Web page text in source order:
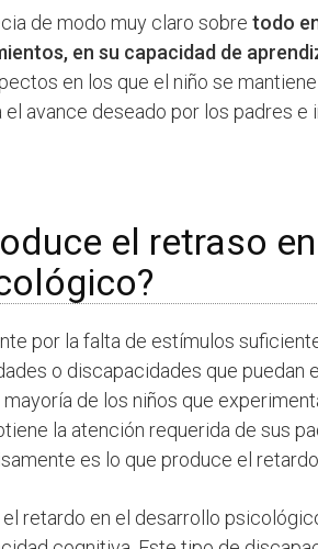
de modo muy claro sobre todo
en su capacidad de
en los que el niño se
avance deseado por los padres e
el retraso
por la falta de estímulos
o discapacidades que puedan
de los niños que
la atención requerida de sus
es lo que produce el
retardo en el desarrollo